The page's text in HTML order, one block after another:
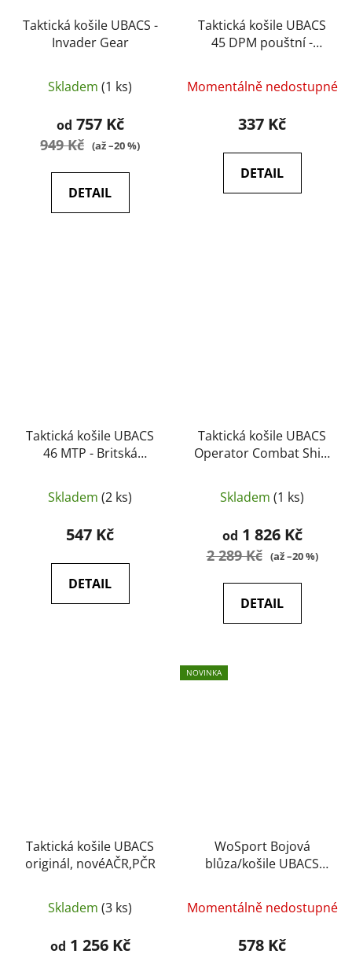
Taktická košile UBACS -
Invader Gear
Skladem (1 ks)
od 757 Kč
949 Kč (až –20 %)
DETAIL
Taktická košile UBACS
45 DPM pouštní -
originál, použité
Momentálně nedostupné
337 Kč
DETAIL
Taktická košile UBACS
46 MTP - Britská
použité
Skladem (2 ks)
547 Kč
DETAIL
Taktická košile UBACS
Operator Combat Shirt
Skladem (1 ks)
od 1 826 Kč
2 289 Kč (až –20 %)
DETAIL
Taktická košile UBACS
originál, novéAČR,PČR
Skladem (3 ks)
od 1 256 Kč
NOVINKA
WoSport Bojová
blůza/košile UBACS
Momentálně nedostupné
578 Kč